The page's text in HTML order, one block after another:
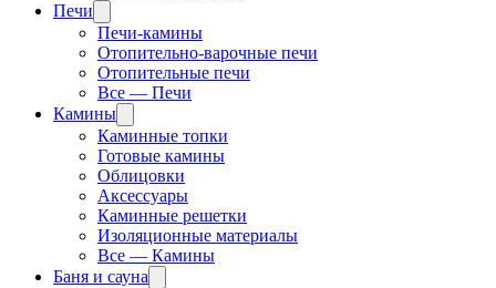
Печи
Печи-камины
Отопительно-варочные печи
Отопительные печи
Все — Печи
Камины
Каминные топки
Готовые камины
Облицовки
Аксессуары
Каминные решетки
Изоляционные материалы
Все — Камины
Баня и сауна